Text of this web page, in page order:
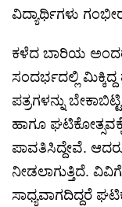
ವಿದ್ಯಾರ್ಥಿಗಳು
ಕಳೆದ ಬಾರಿಯ
ಸಂದರ್ಭದಲ್ಲಿ
ಪತ್ರಗಳನ್ನು
ಹಾಗೂ
ಪಾವತಿಸಿದ್ದೇವೆ.
ನೀಡಲಾಗುತ್ತಿದೆ.
ಸಾಧ್ಯವಾಗದಿದ್ದರೆ